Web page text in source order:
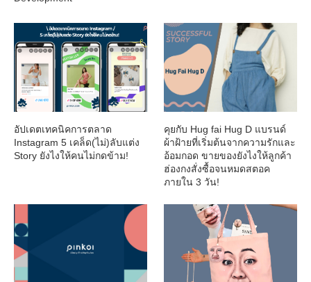
อัปเดตเทคนิคการตลาด
Instagram 5 เคล็ด(ไม่)ลับแต่ง
Story ยังไงให้คนไม่กดข้าม!
คุยกับ Hug fai Hug D แบรนด์
ผ้าฝ้ายที่เริ่มต้นจากความรักและ
อ้อมกอด ขายของยังไงให้ลูกค้า
ฮ่องกงสั่งซื้อจนหมดสตอค
ภายใน 3 วัน!